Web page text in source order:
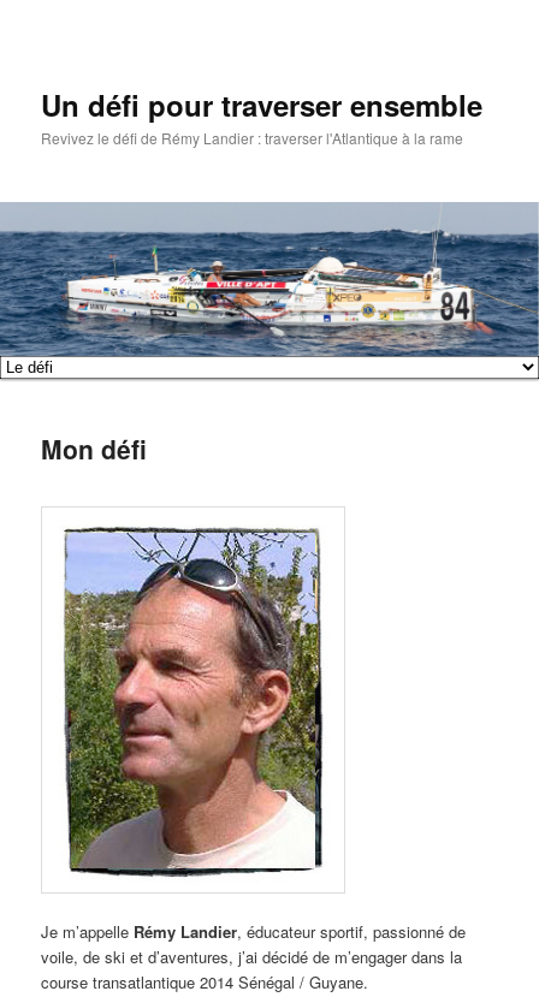
Un défi pour traverser ensemble
Revivez le défi de Rémy Landier : traverser l'Atlantique à la rame
Menu
Aller
principal
Aller
secondaire
Mon défi
Je m’appelle Rémy Landier, éducateur sportif, passionné de
voile, de ski et d’aventures, j’ai décidé de m’engager dans la
course transatlantique 2014 Sénégal / Guyane.